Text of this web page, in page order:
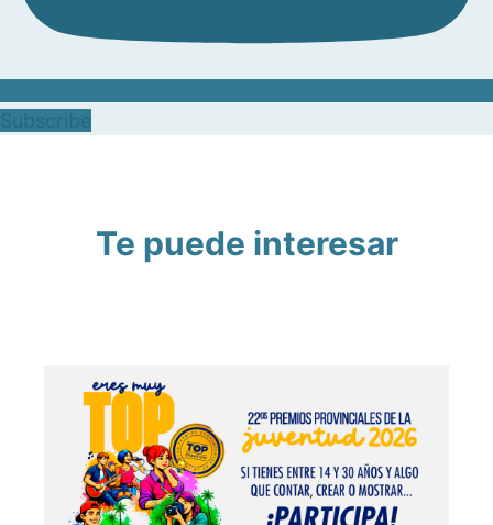
Te puede interesar